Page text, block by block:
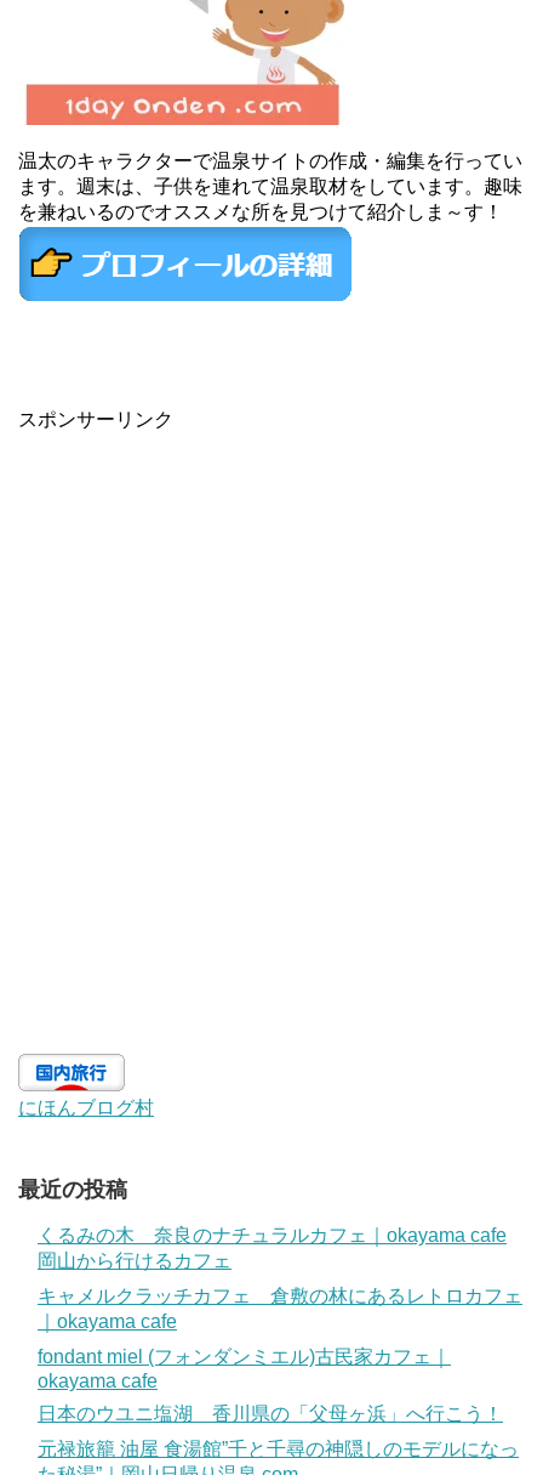
温太のキャラクターで温泉サイトの作成・編集を行ってい
ます。週末は、子供を連れて温泉取材をしています。趣味
を兼ねいるのでオススメな所を見つけて紹介しま～す！
スポンサーリンク
にほんブログ村
最近の投稿
くるみの木 奈良のナチュラルカフェ｜okayama cafe
岡山から行けるカフェ
キャメルクラッチカフェ 倉敷の林にあるレトロカフェ
｜okayama cafe
fondant miel (フォンダンミエル)古民家カフェ｜
okayama cafe
日本のウユニ塩湖 香川県の「父母ヶ浜」へ行こう！
元禄旅籠 油屋 食湯館”千と千尋の神隠しのモデルになっ